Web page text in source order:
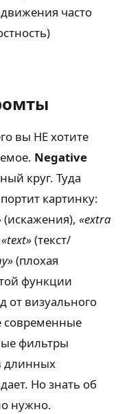
часто
вы НЕ хотите
Negative
круг. Туда
картинку:
(искажения), «extra
«text»(текст/
(плохая
функции
от визуального
современные
фильтры
длинных
Но знать об
нужно.